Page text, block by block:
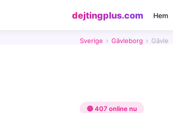
dejtingplus.com Hem
Sverige › Gävleborg › Gävle
🔴 407 online nu